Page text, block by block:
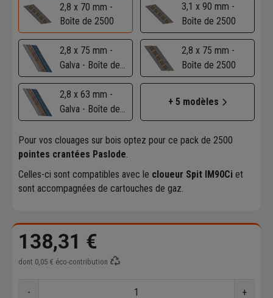
2,8 x 70 mm -
Boîte de 2500
3,1 x 90 mm -
Boîte de 2500
2,8 x 75 mm -
Galva - Boîte de
2500
2,8 x 75 mm -
Boîte de 2500
2,8 x 63 mm -
Galva - Boîte de
3750
+ 5 modèles
Pour vos clouages sur bois optez pour ce pack de 2500
pointes crantées Paslode.
Celles-ci sont compatibles avec le cloueur Spit IM90Ci et
sont accompagnées de cartouches de gaz.
138,31 €
dont 0,05 € éco-contribution
-
+